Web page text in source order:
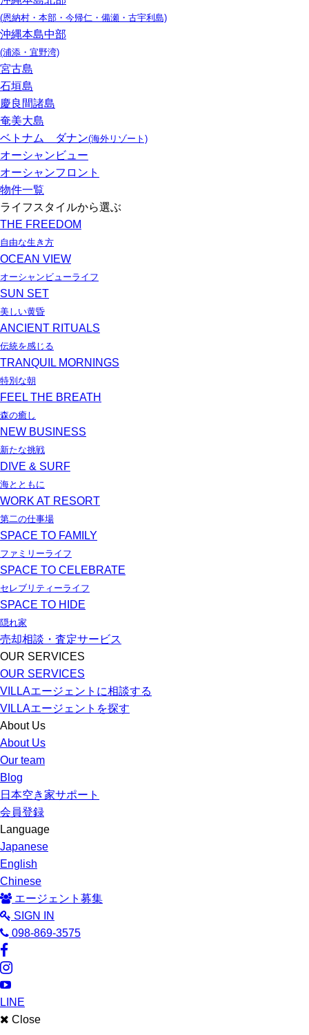
(恩納村・本部・今帰仁・備瀬・古宇利島)
沖縄本島中部
(浦添・宜野湾)
宮古島
石垣島
慶良間諸島
奄美大島
ベトナム ダナン(海外リゾート)
オーシャンビュー
オーシャンフロント
物件一覧
ライフスタイルから選ぶ
THE FREEDOM
自由な生き方
OCEAN VIEW
オーシャンビューライフ
SUN SET
美しい黄昏
ANCIENT RITUALS
伝統を感じる
TRANQUIL MORNINGS
特別な朝
FEEL THE BREATH
森の癒し
NEW BUSINESS
新たな挑戦
DIVE & SURF
海とともに
WORK AT RESORT
第二の仕事場
SPACE TO FAMILY
ファミリーライフ
SPACE TO CELEBRATE
セレブリティーライフ
SPACE TO HIDE
隠れ家
売却相談・査定サービス
OUR SERVICES
OUR SERVICES
VILLAエージェントに相談する
VILLAエージェントを探す
About Us
About Us
Our team
Blog
日本空き家サポート
会員登録
Language
Japanese
English
Chinese
エージェント募集
SIGN IN
098-869-3575
LINE
Close